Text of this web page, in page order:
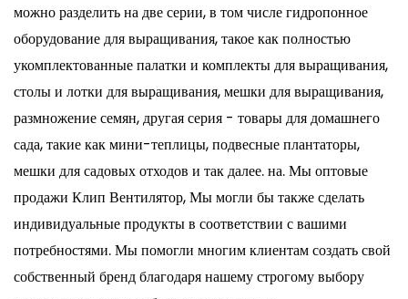
можно разделить на две серии, в том числе гидропонное
оборудование для выращивания, такое как полностью
укомплектованные палатки и комплекты для выращивания,
столы и лотки для выращивания, мешки для выращивания,
размножение семян, другая серия - товары для домашнего
сада, такие как мини-теплицы, подвесные плантаторы,
мешки для садовых отходов и так далее. на. Мыоптовые
продажи Клип Вентилятор, Мы могли бы также сделать
индивидуальные продукты в соответствии с вашими
потребностями. Мы помогли многим клиентам создать свой
собственный бренд благодаря нашему строгому выбору